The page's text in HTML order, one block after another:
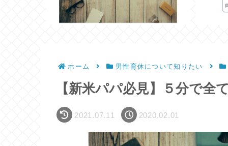
ホーム 男性育休について知りたい
【新米パパ必見】５分で全
2021.07.11 2020.02.01